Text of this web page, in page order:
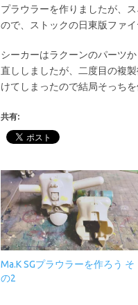
プラウラーを作りましたが、
ので、ストックの日東版ファ
シーカーはラクーンのパーツ
直ししましたが、二度目の複
けてしまったので結局そっち
共有:
Ma.K SGプラウラーを作ろう そ
の2